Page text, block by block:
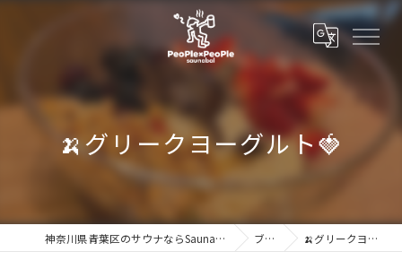
🍌グリークヨーグルト🍓
神奈川県青葉区のサウナならSaunabal People×People ブログ 🍌グリークヨーグルト🍓